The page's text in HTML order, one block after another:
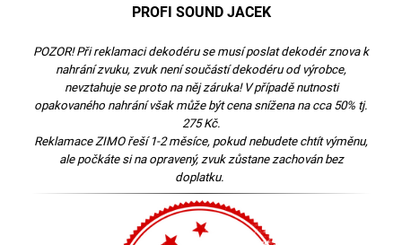
PROFI SOUND JACEK
POZOR! Při reklamaci dekodéru se musí poslat dekodér znova k
nahrání zvuku, zvuk není součástí dekodéru od výrobce,
nevztahuje se proto na něj záruka! V případě nutnosti
opakovaného nahrání však může být cena snížena na cca 50% tj.
275 Kč.
Reklamace ZIMO řeší 1-2 měsíce, pokud nebudete chtít výměnu,
ale počkáte si na opravený, zvuk zůstane zachován bez
doplatku.